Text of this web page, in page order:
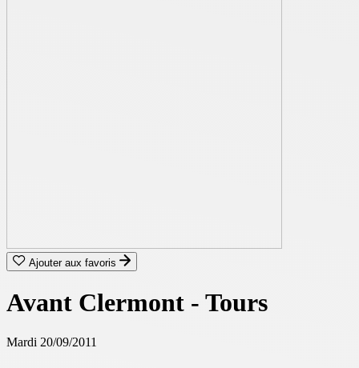
Ajouter aux favoris
Avant Clermont - Tours
Mardi 20/09/2011